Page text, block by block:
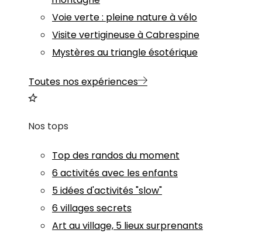
Voie verte : pleine nature à vélo
Visite vertigineuse à Cabrespine
Mystères au triangle ésotérique
Toutes nos expériences
Nos tops
Top des randos du moment
6 activités avec les enfants
5 idées d'activités "slow"
6 villages secrets
Art au village, 5 lieux surprenants